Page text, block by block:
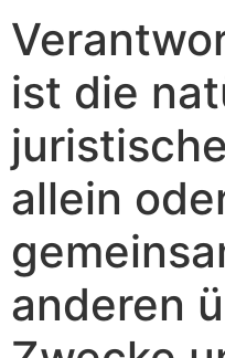
ist die
allein
anderen